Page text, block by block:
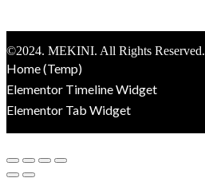
©2024. MEKINI. All Rights Reserved.
Home (Temp)
Elementor Timeline Widget
Elementor Tab Widget